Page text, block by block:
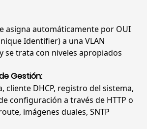
asigna automáticamente por OUI
Identifier) a una VLAN
se trata con niveles apropiados
Gestión:
cliente DHCP, registro del sistema,
configuración a través de HTTP o
imágenes duales, SNTP